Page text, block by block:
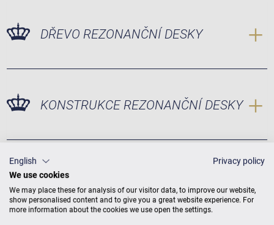
DŘEVO REZONANČNÍ DESKY
KONSTRUKCE REZONANČNÍ DESKY
English
Privacy policy
We use cookies
We may place these for analysis of our visitor data, to improve our website,
show personalised content and to give you a great website experience. For
more information about the cookies we use open the settings.